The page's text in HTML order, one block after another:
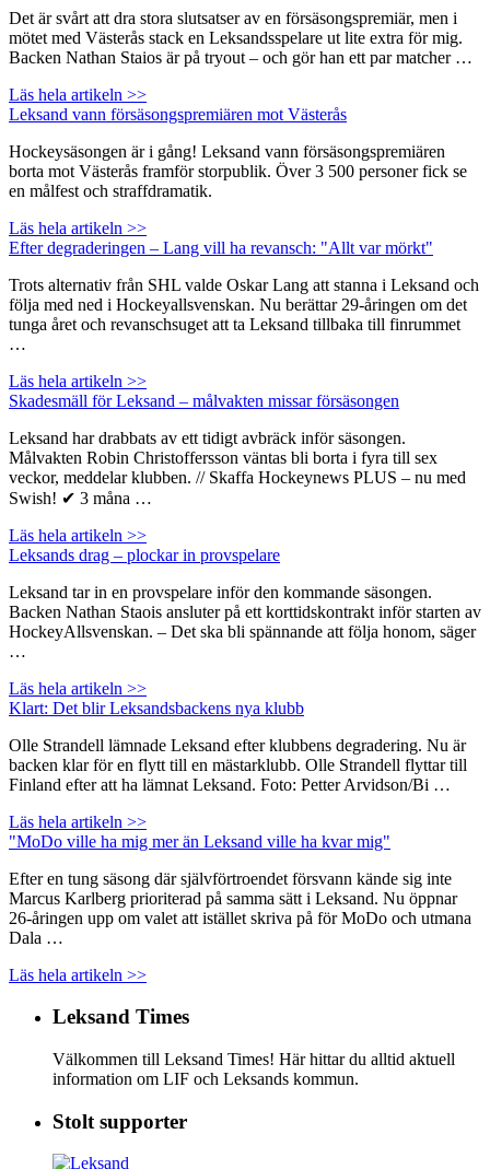
Det är svårt att dra stora slutsatser av en försäsongspremiär, men i
mötet med Västerås stack en Leksandsspelare ut lite extra för mig.
Backen Nathan Staios är på tryout – och gör han ett par matcher …
Läs hela artikeln >>
Leksand vann försäsongspremiären mot Västerås
Hockeysäsongen är i gång! Leksand vann försäsongspremiären
borta mot Västerås framför storpublik. Över 3 500 personer fick se
en målfest och straffdramatik.
Läs hela artikeln >>
Efter degraderingen – Lang vill ha revansch: "Allt var mörkt"
Trots alternativ från SHL valde Oskar Lang att stanna i Leksand och
följa med ned i Hockeyallsvenskan. Nu berättar 29-åringen om det
tunga året och revanschsuget att ta Leksand tillbaka till finrummet
…
Läs hela artikeln >>
Skadesmäll för Leksand – målvakten missar försäsongen
Leksand har drabbats av ett tidigt avbräck inför säsongen.
Målvakten Robin Christoffersson väntas bli borta i fyra till sex
veckor, meddelar klubben. // Skaffa Hockeynews PLUS – nu med
Swish! ✔ 3 måna …
Läs hela artikeln >>
Leksands drag – plockar in provspelare
Leksand tar in en provspelare inför den kommande säsongen.
Backen Nathan Staois ansluter på ett korttidskontrakt inför starten av
HockeyAllsvenskan. – Det ska bli spännande att följa honom, säger
…
Läs hela artikeln >>
Klart: Det blir Leksandsbackens nya klubb
Olle Strandell lämnade Leksand efter klubbens degradering. Nu är
backen klar för en flytt till en mästarklubb. Olle Strandell flyttar till
Finland efter att ha lämnat Leksand. Foto: Petter Arvidson/Bi …
Läs hela artikeln >>
"MoDo ville ha mig mer än Leksand ville ha kvar mig"
Efter en tung säsong där självförtroendet försvann kände sig inte
Marcus Karlberg prioriterad på samma sätt i Leksand. Nu öppnar
26-åringen upp om valet att istället skriva på för MoDo och utmana
Dala …
Läs hela artikeln >>
Leksand Times
Välkommen till Leksand Times! Här hittar du alltid aktuell
information om LIF och Leksands kommun.
Stolt supporter